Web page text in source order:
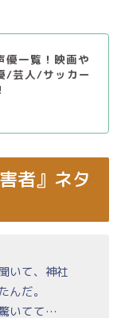
優一覧！映画や
/芸人/サッカー
者』ネタ
いて、神社
んだ。
いてて…